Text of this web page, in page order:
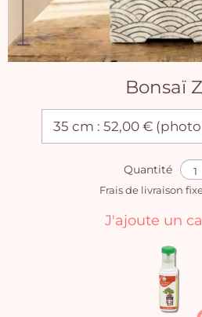
Bonsaï
Quantité
Frais de livraison
J'ajoute un